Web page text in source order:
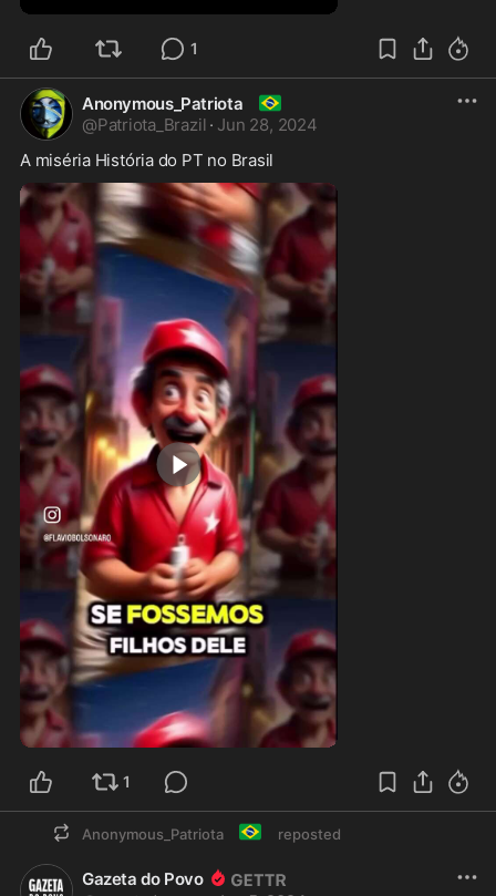
1
Anonymous_Patriota 🇧🇷
@Patriota_Brazil · Jun 28, 2024
A miséria História do PT no Brasil
1:12
1
Anonymous_Patriota 🇧🇷 reposted
Gazeta do Povo